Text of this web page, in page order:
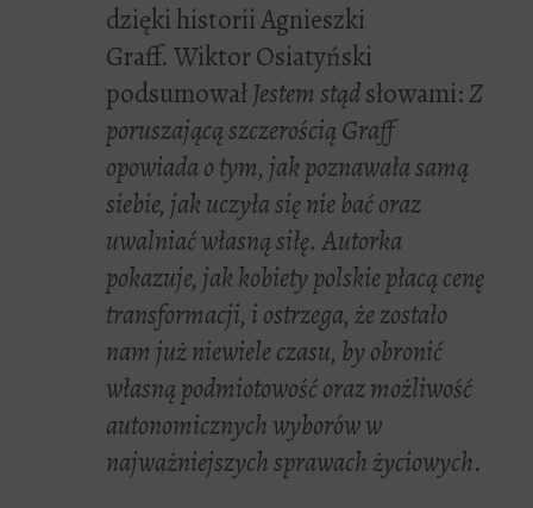
dzięki historii Agnieszki
Graff. Wiktor Osiatyński
podsumował Jestem stądsłowami:Z
poruszającą szczerością Graff
opowiada o tym, jak poznawała samą
siebie, jak uczyła się nie bać oraz
uwalniać własną siłę. Autorka
pokazuje, jak kobiety polskie płacą cenę
transformacji, i ostrzega, że zostało
nam już niewiele czasu, by obronić
własną podmiotowość oraz możliwość
autonomicznych wyborów w
najważniejszych sprawach życiowych.